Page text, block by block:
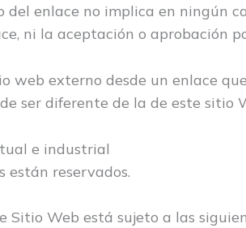
del enlace no implica en ningún
ni la aceptación o aprobación
web externo desde un enlace
ser diferente de la de este sitio
e industrial
están reservados.
Sitio Web está sujeto a las